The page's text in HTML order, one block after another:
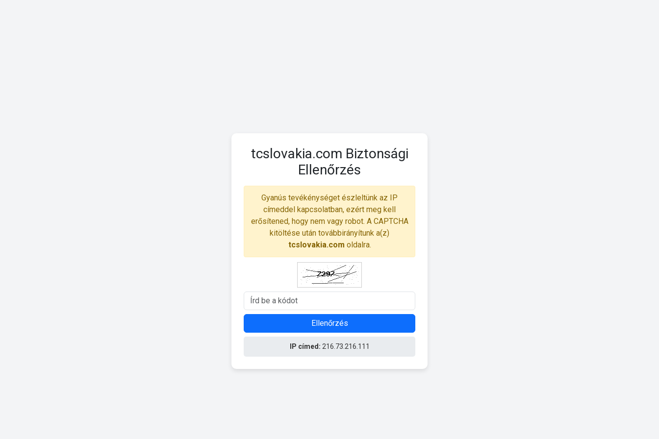
tcslovakia.com Biztonsági
Ellenőrzés
Gyanús tevékénységet észleltünk az IP
címeddel kapcsolatban, ezért meg kell
erősítened, hogy nem vagy robot. A CAPTCHA
kitöltése után továbbirányítunk a(z)
tcslovakia.com oldalra.
Ellenőrzés
IP címed: 216.73.216.111